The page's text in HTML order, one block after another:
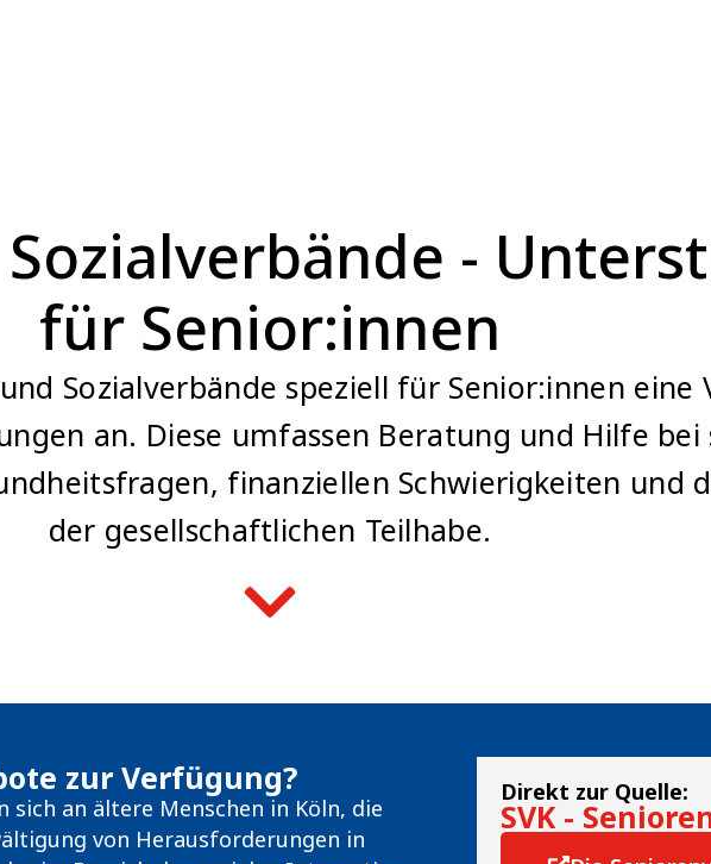
-
für Senior:innen
Sozialverbände speziell für Senior:innen eine
an. Diese umfassen Beratung und Hilfe bei
finanziellen Schwierigkeiten und
der gesellschaftlichen Teilhabe.
zur Verfügung?
an ältere Menschen in Köln, die
von Herausforderungen in
Direkt zur Quelle:
SVK -